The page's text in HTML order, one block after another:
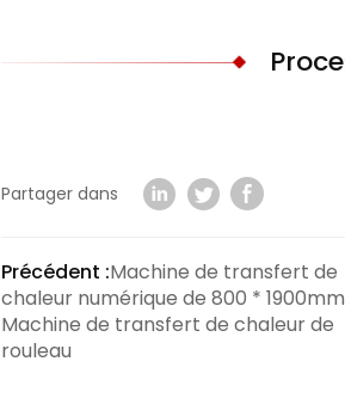
Partager dans
Précédent :Machine de transfert de
chaleur numérique de 800 * 1900mm
Machine de transfert de chaleur de
rouleau